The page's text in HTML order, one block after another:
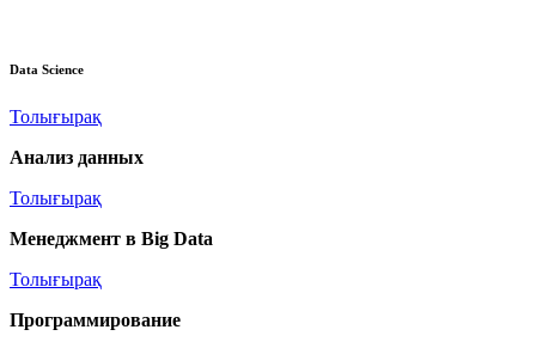
Data Science
Толығырақ
Анализ данных
Толығырақ
Менеджмент в Big Data
Толығырақ
Программирование